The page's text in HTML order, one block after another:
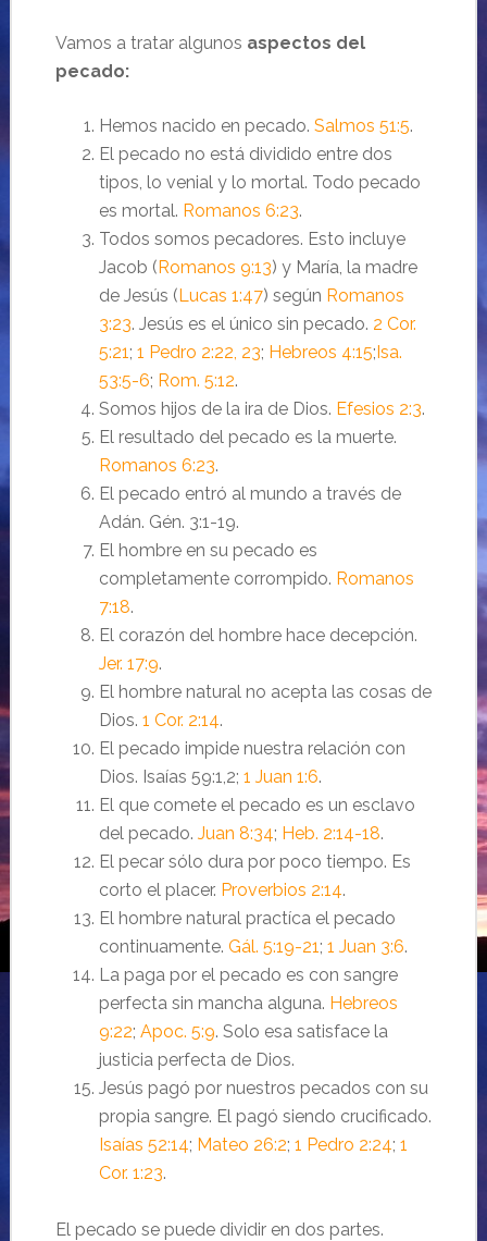
Vamos a tratar algunos aspectos del
pecado:
Hemos nacido en pecado. Salmos 51:5.
El pecado no está dividido entre dos
tipos, lo venial y lo mortal. Todo pecado
es mortal. Romanos 6:23.
Todos somos pecadores. Esto incluye
Jacob (Romanos 9:13) y María, la madre
de Jesús (Lucas 1:47) según Romanos
3:23. Jesús es el único sin pecado. 2 Cor.
5:21; 1 Pedro 2:22, 23; Hebreos 4:15;Isa.
53:5-6; Rom. 5:12.
Somos hijos de la ira de Dios. Efesios 2:3.
El resultado del pecado es la muerte.
Romanos 6:23.
El pecado entró al mundo a través de
Adán. Gén. 3:1-19.
El hombre en su pecado es
completamente corrompido. Romanos
7:18.
El corazón del hombre hace decepción.
Jer. 17:9.
El hombre natural no acepta las cosas de
Dios. 1 Cor. 2:14.
El pecado impide nuestra relación con
Dios. Isaías 59:1,2; 1 Juan 1:6.
El que comete el pecado es un esclavo
del pecado. Juan 8:34; Heb. 2:14-18.
El pecar sólo dura por poco tiempo. Es
corto el placer. Proverbios 2:14.
El hombre natural practíca el pecado
continuamente. Gál. 5:19-21; 1 Juan 3:6.
La paga por el pecado es con sangre
perfecta sin mancha alguna. Hebreos
9:22; Apoc. 5:9. Solo esa satisface la
justicia perfecta de Dios.
Jesús pagó por nuestros pecados con su
propia sangre. El pagó siendo crucificado.
Isaías 52:14; Mateo 26:2; 1 Pedro 2:24; 1
Cor. 1:23.
El pecado se puede dividir en dos partes.